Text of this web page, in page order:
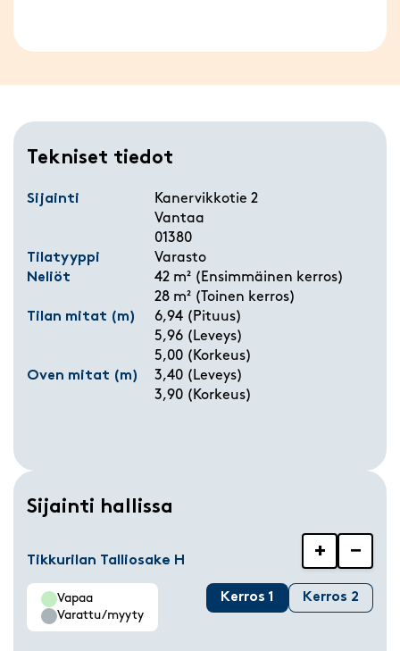
Tekniset tiedot
Sijainti
Kanervikkotie 2
Vantaa
01380
Tilatyyppi
Varasto
Neliöt
42 m² (Ensimmäinen kerros)
28 m² (Toinen kerros)
Tilan mitat (m)
6,94 (Pituus)
5,96 (Leveys)
5,00 (Korkeus)
Oven mitat (m)
3,40 (Leveys)
3,90 (Korkeus)
Sijainti hallissa
Tikkurilan Talliosake H + −
Vapaa
Varattu/myyty
Kerros 1 Kerros 2